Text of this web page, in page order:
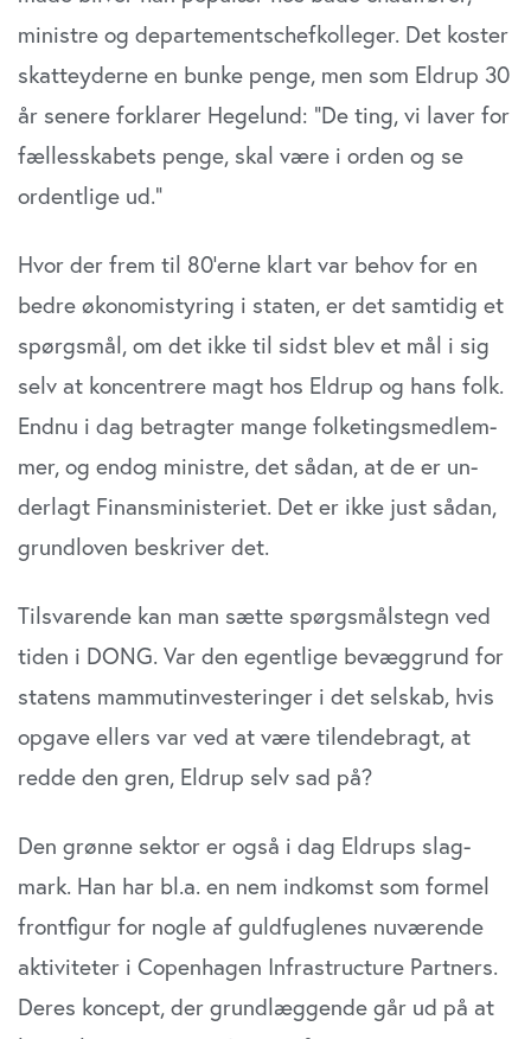
ministre og depar­tementschefkolleger. Det koster
skatteyderne en bunke penge, men som Eldrup 30
år senere for­klarer Hegelund: ”De ting, vi laver for
fællesskabets penge, skal være i orden og se
ordentlige ud.”
Hvor der frem til 80’erne klart var behov for en
bedre økonomistyring i staten, er det samtidig et
spørgsmål, om det ikke til sidst blev et mål i sig
selv at koncentrere magt hos Eldrup og hans folk.
Endnu i dag betragter mange folketingsmedlem­
mer, og endog ministre, det sådan, at de er un­
derlagt Finansministeriet. Det er ikke just sådan,
grundloven beskriver det.
Tilsvarende kan man sætte spørgsmålstegn ved
tiden i DONG. Var den egentlige bevæggrund for
statens mammutinvesteringer i det selskab, hvis
opgave ellers var ved at være tilendebragt, at
redde den gren, Eldrup selv sad på?
Den grønne sektor er også i dag Eldrups slag­
mark. Han har bl.a. en nem indkomst som formel
frontfigur for nogle af guldfuglenes nuværende
aktiviteter i Copenhagen Infrastructure Partners.
Deres koncept, der grundlæggende går ud på at